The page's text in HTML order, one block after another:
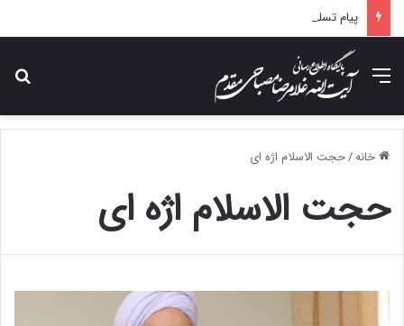
منو
خانه/حجت الاسلام اژه ای
حجت الاسلام اژه ای